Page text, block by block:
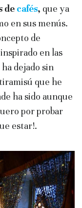
de cafés, que ya
en sus menús.
de
en las
ha dejado sin
que he
ha sido aunque
por probar
estar!.